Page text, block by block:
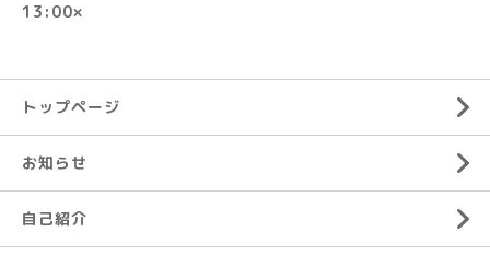
13:00×
トップページ
お知らせ
自己紹介